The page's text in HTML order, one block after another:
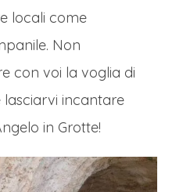
locali come
Non
con voi la voglia di
incantare
in Grotte!